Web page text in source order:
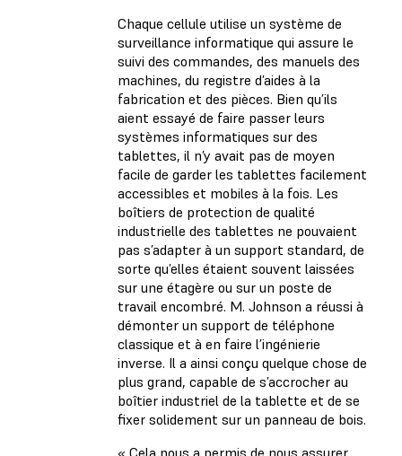
Chaque cellule utilise un système de
surveillance informatique qui assure le
suivi des commandes, des manuels des
machines, du registre d’aides à la
fabrication et des pièces. Bien qu’ils
aient essayé de faire passer leurs
systèmes informatiques sur des
tablettes, il n’y avait pas de moyen
facile de garder les tablettes facilement
accessibles et mobiles à la fois. Les
boîtiers de protection de qualité
industrielle des tablettes ne pouvaient
pas s’adapter à un support standard, de
sorte qu’elles étaient souvent laissées
sur une étagère ou sur un poste de
travail encombré. M. Johnson a réussi à
démonter un support de téléphone
classique et à en faire l’ingénierie
inverse. Il a ainsi conçu quelque chose de
plus grand, capable de s’accrocher au
boîtier industriel de la tablette et de se
fixer solidement sur un panneau de bois.
« Cela nous a permis de nous assurer